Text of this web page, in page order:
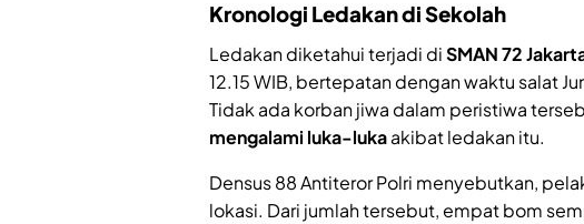
Kronologi Ledakan di Sekolah
Ledakan diketahui terjadi diSMAN 72
12.15 WIB, bertepatan dengan waktu salat
Tidak ada korban jiwa dalam peristiwa
mengalami luka-lukaakibat ledakan itu.
Densus 88 Antiteror Polri menyebutkan,
lokasi. Dari jumlah tersebut, empat bom